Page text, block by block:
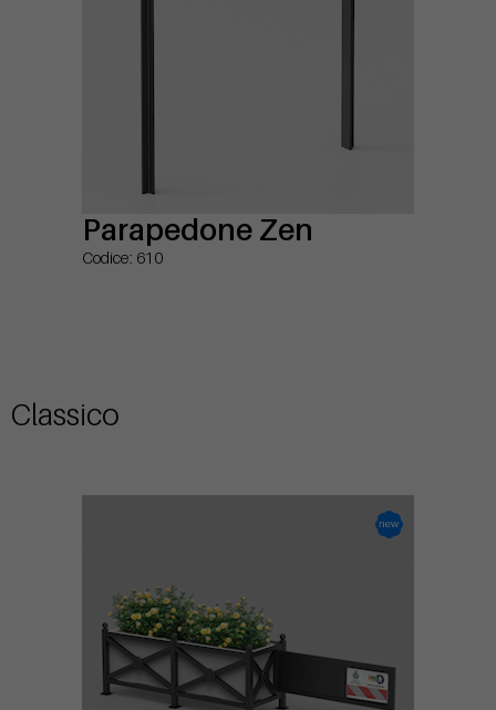
Parapedone Zen
Codice: 610
Classico